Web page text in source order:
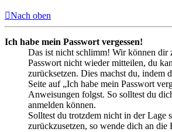
Nach oben
Ich habe mein Passwort vergessen!
Das ist nicht schlimm! Wir können dir
Passwort nicht wieder mitteilen, du
zurücksetzen. Dies machst du, indem
Seite auf „Ich habe mein Passwort
Anweisungen folgst. So solltest du
anmelden können.
Solltest du trotzdem nicht in der Lage
zurückzusetzen, so wende dich an